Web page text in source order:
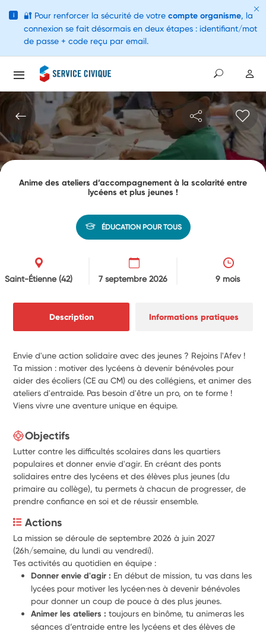
Anime des ateliers d’accompagnement à la scolarité entre
lycéens et plus jeunes !
ÉDUCATION POUR TOUS
Saint-Étienne(42) 7 septembre 2026 9 mois
Description Informations pratiques
Envie d'une action solidaire avec des jeunes ? Rejoins l'Afev !
Ta mission : motiver des lycéens à devenir bénévoles pour
aider des écoliers (CE au CM) ou des collégiens, et animer des
ateliers d'entraide. Pas besoin d'être un pro, on te forme !
Viens vivre une aventure unique en équipe.
Objectifs
Lutter contre les difficultés scolaires dans les quartiers
populaires et donner envie d'agir. En créant des ponts
solidaires entre des lycéens et des élèves plus jeunes (du
primaire au collège), tu permets à chacun de progresser, de
prendre confiance en soi et de réussir ensemble.
Actions
La mission se déroule de septembre 2026 à juin 2027
(26h/semaine, du lundi au vendredi).
Tes activités au quotidien en équipe :
Donner envie d'agir : En début de mission, tu vas dans les
lycées pour motiver les lycéen·nes à devenir bénévoles
pour donner un coup de pouce à des plus jeunes.
Animer les ateliers : toujours en binôme, tu animeras les
séances d’entraide entre les lycéens et des élèves de
i 🔐 Pour renforcer la sécurité de votre compte organisme, la
connexion se fait désormais en deux étapes : identifiant/mot
de passe + code reçu par email.